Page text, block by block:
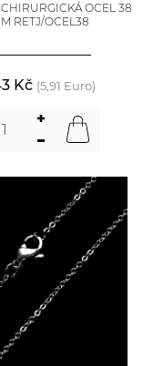
OCEL 38
RETJ/OCEL38
Kč (5,91 Euro)